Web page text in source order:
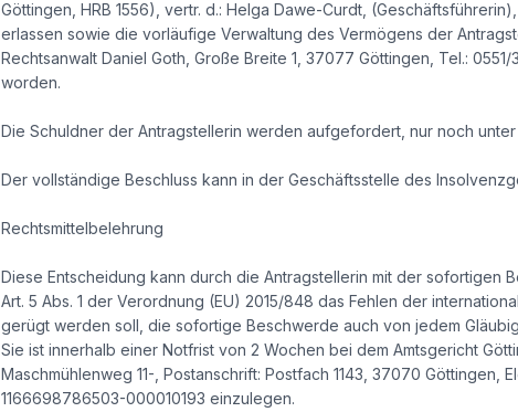
Göttingen, HRB 1556), vertr. d.: Helga Dawe-Curdt,
erlassen sowie die vorläufige Verwaltung des Vermögens der
Rechtsanwalt Daniel Goth, Große Breite 1, 37077 Göttingen, Tel.:
worden.
Die Schuldner der Antragstellerin werden aufgefordert, nur noch
Der vollständige Beschluss kann in der Geschäftsstelle des
Rechtsmittelbelehrung
Diese Entscheidung kann durch die Antragstellerin mit der sofortigen
Art. 5 Abs. 1 der Verordnung (EU) 2015/848 das Fehlen der
gerügt werden soll, die sofortige Beschwerde auch von jedem
Sie ist innerhalb einer Notfrist von 2 Wochen bei dem Amtsgericht
Maschmühlenweg 11-, Postanschrift: Postfach 1143, 37070
1166698786503-000010193 einzulegen.